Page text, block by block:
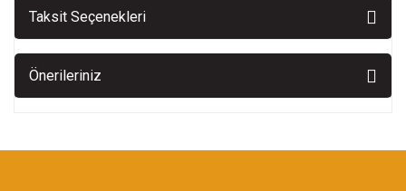
Taksit Seçenekleri
Önerileriniz